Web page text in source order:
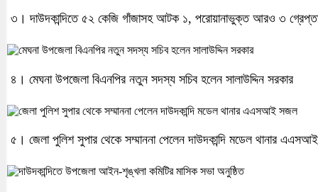
৩। দাউদকান্দিতে ৫২ কেজি গাঁজাসহ আটক ১, পরোয়ানাভুক্ত আরও ৩
৪। মেঘনা উপজেলা বিএনপির নতুন সদস্য সচিব হলেন সালাউদ্দিন সরকার
৫। জেলা পুলিশ সুপার থেকে সম্মাননা পেলেন দাউদকান্দি মডেল থানার